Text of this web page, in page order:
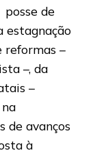
de
estagnação
reformas –
–, da
–
de avanços
à